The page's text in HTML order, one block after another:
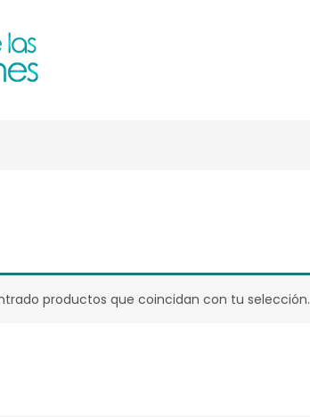
productos que coincidan con tu selección.